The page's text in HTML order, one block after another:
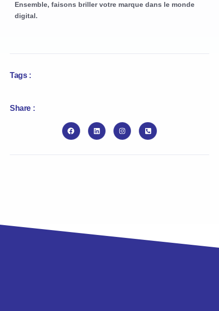
Ensemble, faisons briller votre marque dans le monde
digital.
Tags :
Share :